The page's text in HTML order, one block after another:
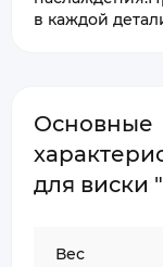
в каждой
Основные
для виски
Вес